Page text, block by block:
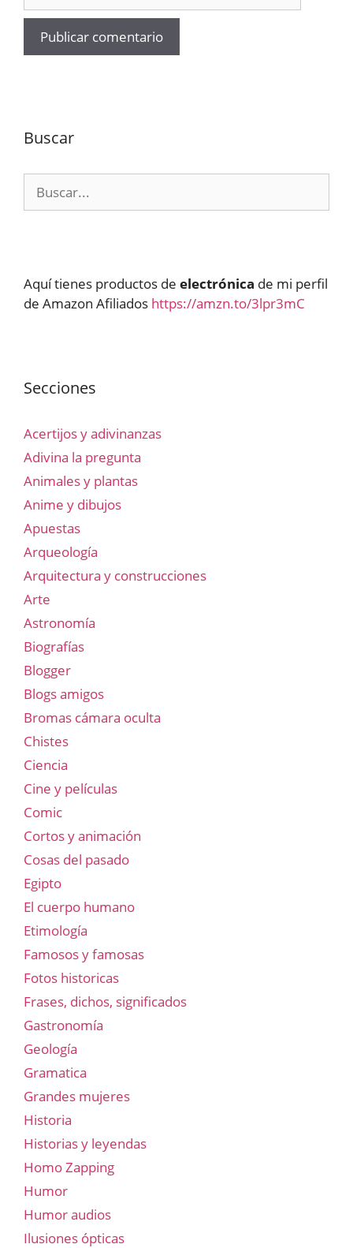
Buscar
Aquí tienes productos de electrónica de mi perfil
de Amazon Afiliados https://amzn.to/3lpr3mC
Secciones
Acertijos y adivinanzas
Adivina la pregunta
Animales y plantas
Anime y dibujos
Apuestas
Arqueología
Arquitectura y construcciones
Arte
Astronomía
Biografías
Blogger
Blogs amigos
Bromas cámara oculta
Chistes
Ciencia
Cine y películas
Comic
Cortos y animación
Cosas del pasado
Egipto
El cuerpo humano
Etimología
Famosos y famosas
Fotos historicas
Frases, dichos, significados
Gastronomía
Geología
Gramatica
Grandes mujeres
Historia
Historias y leyendas
Homo Zapping
Humor
Humor audios
Ilusiones ópticas